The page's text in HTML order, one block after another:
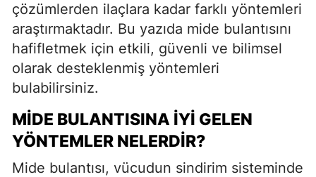
çözümlerden ilaçlara kadar farklı yöntemleri
araştırmaktadır. Bu yazıda mide bulantısını
hafifletmek için etkili, güvenli ve bilimsel
olarak desteklenmiş yöntemleri
bulabilirsiniz.
MIDE BULANTISINA İYI GELEN
YÖNTEMLER NELERDIR?
Mide bulantısı, vücudun sindirim sisteminde